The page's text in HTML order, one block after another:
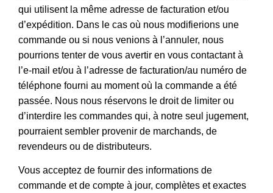
qui utilisent la même adresse de facturation et/ou
d’expédition. Dans le cas où nous modifierions une
commande ou si nous venions à l’annuler, nous
pourrions tenter de vous avertir en vous contactant à
l’e-mail et/ou à l’adresse de facturation/au numéro de
téléphone fourni au moment où la commande a été
passée. Nous nous réservons le droit de limiter ou
d’interdire les commandes qui, à notre seul jugement,
pourraient sembler provenir de marchands, de
revendeurs ou de distributeurs.
Vous acceptez de fournir des informations de
commande et de compte à jour, complètes et exactes